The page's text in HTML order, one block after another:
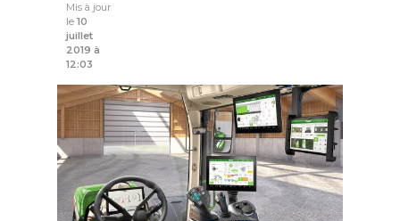
Mis à jour
le 10
juillet
2019 à
12:03